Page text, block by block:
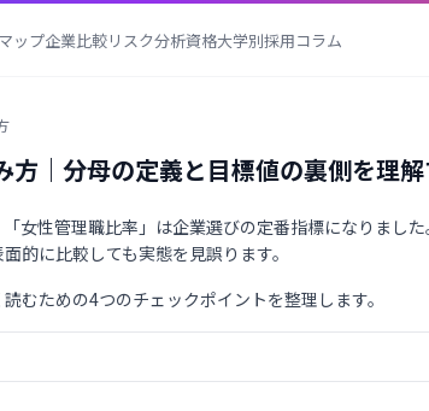
ップ企業比較リスク分析資格大学別採用コラム
方｜分母の定義と目標値の裏側を理解
女性管理職比率」は企業選びの定番指標になりまし
的に比較しても実態を見誤ります。
むための4つのチェックポイントを整理します。